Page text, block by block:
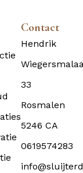
Contact
Hendrik
33
Rosmalen
5246 CA
0619574283